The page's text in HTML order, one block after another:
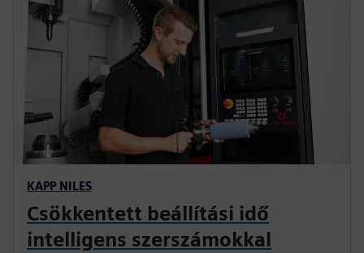
KAPP NILES
Csökkentett beállítási idő
intelligens szerszámokkal